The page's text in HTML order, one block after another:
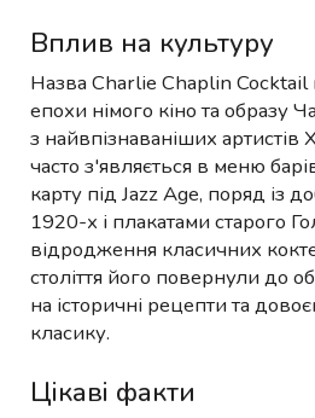
Вплив на культуру
Назва Charlie Chaplin Cocktail
епохи німого кіно та образу
з найвпізнаваніших артистів
часто з'являється в меню
карту під Jazz Age, поряд із
1920-х і плакатами старого
відродження класичних
століття його повернули до
на історичні рецепти та
класику.
Цікаві факти